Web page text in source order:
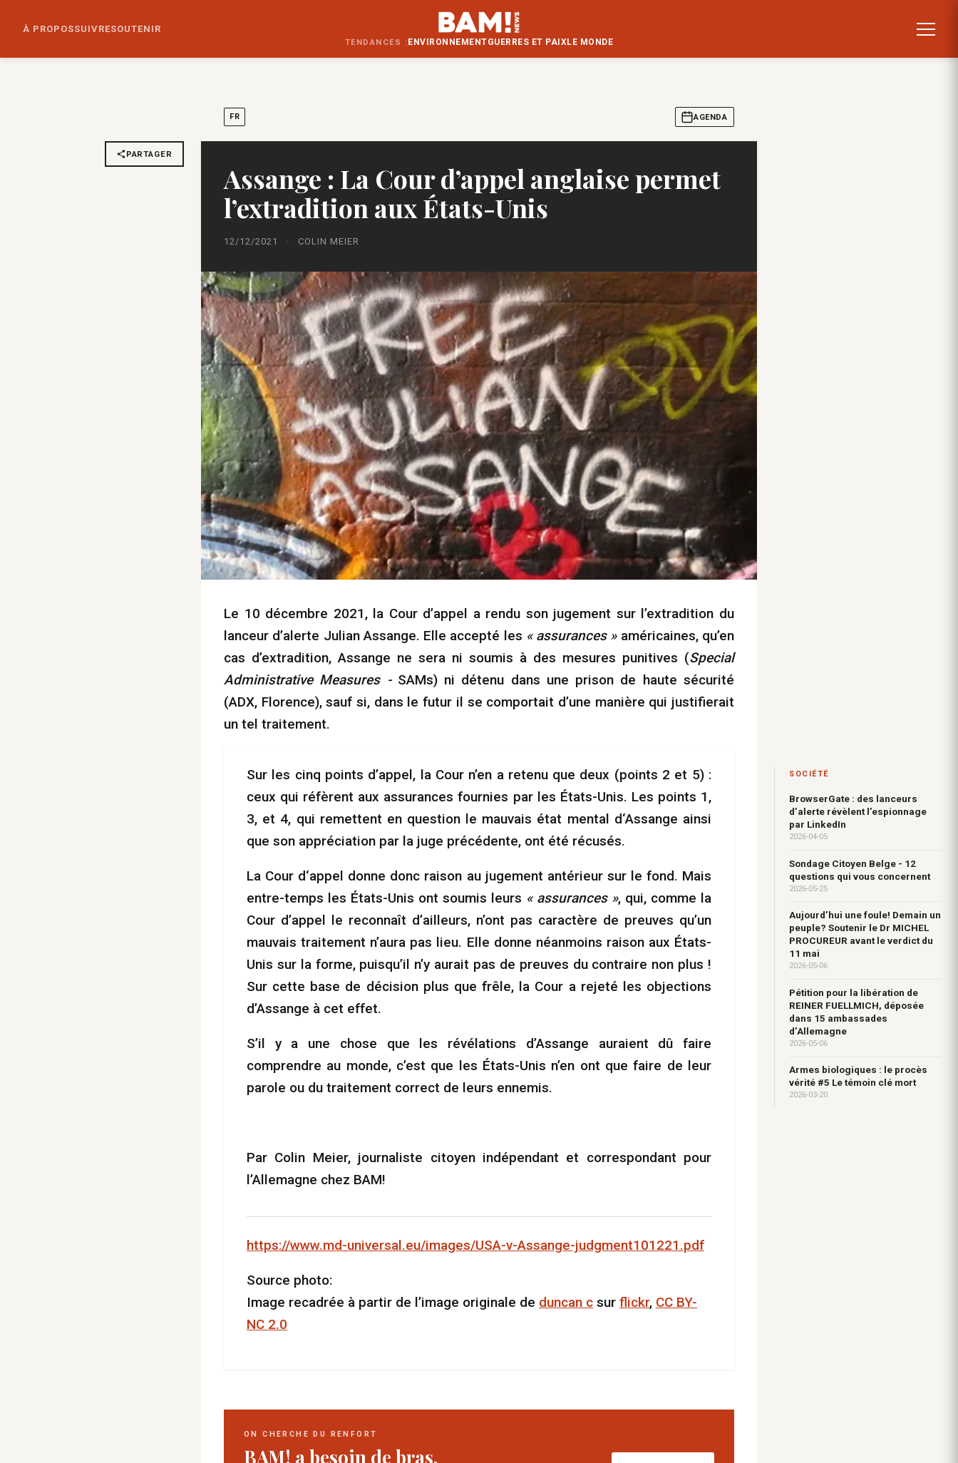
À PROPOSSUIVRESOUTENIR
TENDANCES : ENVIRONNEMENTGUERRES ET PAIXLE MONDE
FR AGENDA
PARTAGER
Assange : La Cour d’appel anglaise permet
l’extradition aux États-Unis
12/12/2021 · COLIN MEIER
Le 10 décembre 2021, la Cour d’appel a rendu son jugement sur l’extradition du
lanceur d’alerte Julian Assange. Elle accepté les « assurances »américaines, qu’en
cas d’extradition, Assange ne sera ni soumis à des mesures punitives (Special
Administrative Measures -SAMs) ni détenu dans une prison de haute sécurité
(ADX, Florence), sauf si, dans le futur il se comportait d’une manière qui justifierait
un tel traitement.
Sur les cinq points d’appel, la Cour n’en a retenu que deux (points 2 et 5) :
ceux qui réfèrent aux assurances fournies par les États-Unis. Les points 1,
3, et 4, qui remettent en question le mauvais état mental d‘Assange ainsi
que son appréciation par la juge précédente, ont été récusés.
La Cour d‘appel donne donc raison au jugement antérieur sur le fond. Mais
entre-temps les États-Unis ont soumis leurs « assurances », qui, comme la
Cour d’appel le reconnaît d’ailleurs, n’ont pas caractère de preuves qu’un
mauvais traitement n’aura pas lieu. Elle donne néanmoins raison aux États-
Unis sur la forme, puisqu’il n’y aurait pas de preuves du contraire non plus !
Sur cette base de décision plus que frêle, la Cour a rejeté les objections
d’Assange à cet effet.
S’il y a une chose que les révélations d’Assange auraient dû faire
comprendre au monde, c’est que les États-Unis n’en ont que faire de leur
parole ou du traitement correct de leurs ennemis.
Par Colin Meier, journaliste citoyen indépendant et correspondant pour
l’Allemagne chez BAM!
https://www.md-universal.eu/images/USA-v-Assange-judgment101221.pdf
Source photo:
Image recadrée à partir de l’image originale de duncan c sur flickr, CC BY-
NC 2.0
SOCIÉTÉ
BrowserGate : des lanceurs
d’alerte révèlent l’espionnage
par LinkedIn
2026-04-05
Sondage Citoyen Belge - 12
questions qui vous concernent
2026-05-25
Aujourd’hui une foule! Demain un
peuple? Soutenir le Dr MICHEL
PROCUREUR avant le verdict du
11 mai
2026-05-06
Pétition pour la libération de
REINER FUELLMICH, déposée
dans 15 ambassades
d’Allemagne
2026-05-06
Armes biologiques : le procès
vérité #5 Le témoin clé mort
2026-03-20
ON CHERCHE DU RENFORT
BAM! a besoin de bras.